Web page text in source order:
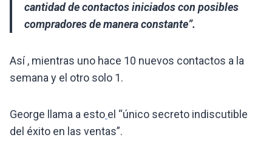
cantidad de contactos iniciados con posibles
compradores de manera constante”.
Así , mientras uno hace 10 nuevos contactos a la
semana y el otro solo 1.
George llama a esto el “único secreto indiscutible
del éxito en las ventas”.